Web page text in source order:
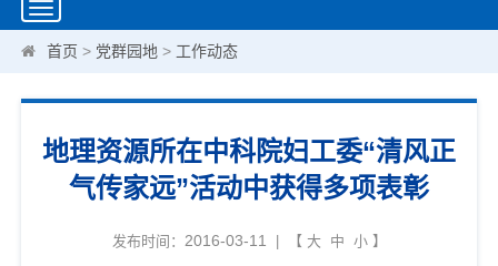
Toggle
navigation
首页 > 党群园地 > 工作动态
地理资源所在中科院妇工委“清风正
气传家远”活动中获得多项表彰
发布时间： 2016-03-11 | 【 大 中 小】